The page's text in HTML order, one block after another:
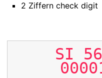
2 Ziffern check digit
SI 56